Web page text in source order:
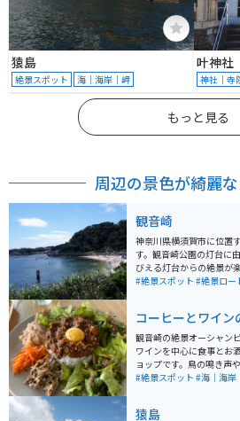
猿島
絶景スポット 海｜海岸｜岬
叶神社
神社｜寺
もっと見る
周辺の景色が綺麗
観音崎
神奈川県横須賀市に位置
す。観音崎公園の灯台に
びえる灯台からの絶景が
ツーリングスポットとし
#絶景スポット #絶景ロー
コーヒーとワイン
観音崎の絶景オーシャン
ワインを中心に食事とお
ョップです。鳥の鳴き声
る素晴らしい街で、コー
#絶景スポット #海｜海岸
猿島